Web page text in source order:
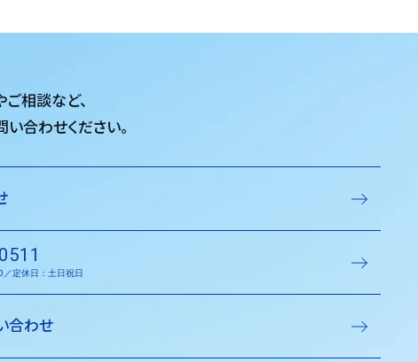
ご相談など、
い合わせください。
定休日：土日祝日
合わせ